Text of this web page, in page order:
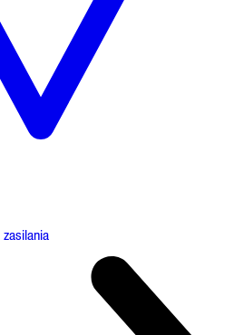
zasilania